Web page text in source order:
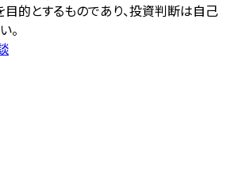
的とするものであり、投資判断は自己
。